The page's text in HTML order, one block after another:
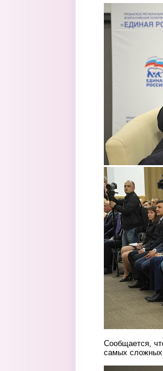
5.jpeg
2.jpeg
Сообщается,
самых сложных